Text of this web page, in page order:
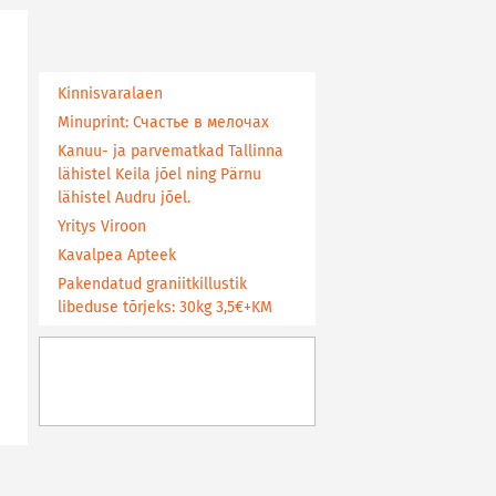
Kinnisvaralaen
Minuprint: Счастье в мелочах
Kanuu- ja parvematkad Tallinna
lähistel Keila jõel ning Pärnu
lähistel Audru jõel.
Yritys Viroon
Kavalpea Apteek
Pakendatud graniitkillustik
libeduse tõrjeks: 30kg 3,5€+KM